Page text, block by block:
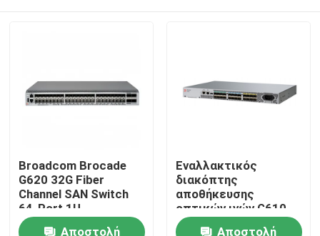
Προϊόντα
Περίπου εμείς
Broadcom Brocade
G620 32G Fiber
Channel SAN Switch
64-Port 1U
Datacenter Storage
Αποστολή
Εναλλακτικός
διακόπτης
αποθήκευσης
οπτικών ινών G610
32G SFP+ 1U
Αποστολή